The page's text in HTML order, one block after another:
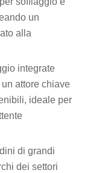
un
alla
integrate
attore chiave
ideale per
di grandi
dei settori